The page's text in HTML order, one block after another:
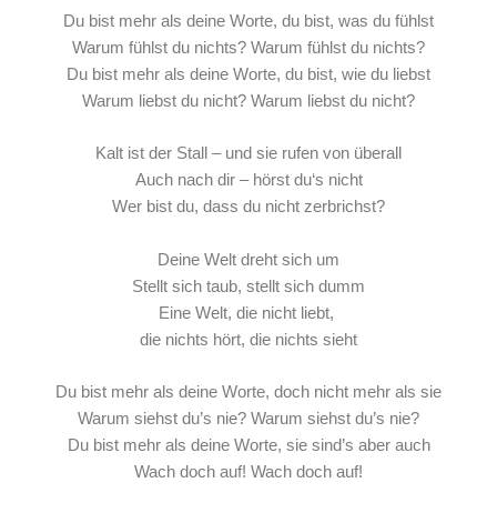
Du bist mehr als deine Worte, du bist, was du fühlst
Warum fühlst du nichts? Warum fühlst du nichts?
Du bist mehr als deine Worte, du bist, wie du liebst
Warum liebst du nicht? Warum liebst du nicht?
Kalt ist der Stall – und sie rufen von überall
Auch nach dir – hörst du‘s nicht
Wer bist du, dass du nicht zerbrichst?
Deine Welt dreht sich um
Stellt sich taub, stellt sich dumm
Eine Welt, die nicht liebt,
die nichts hört, die nichts sieht
Du bist mehr als deine Worte, doch nicht mehr als sie
Warum siehst du’s nie? Warum siehst du’s nie?
Du bist mehr als deine Worte, sie sind’s aber auch
Wach doch auf! Wach doch auf!